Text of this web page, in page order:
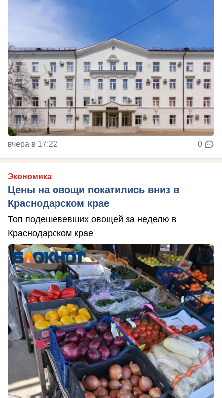
вчера в 17:22 0
Экономика
Цены на овощи покатились вниз в
Краснодарском крае
Топ подешевевших овощей за неделю в
Краснодарском крае